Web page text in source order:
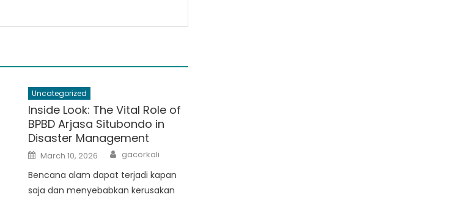
Uncategorized
Inside Look: The Vital Role of
BPBD Arjasa Situbondo in
Disaster Management
Posted
on
March 10, 2026 Author
gacorkali
Bencana alam dapat terjadi kapan
saja dan menyebabkan kerusakan